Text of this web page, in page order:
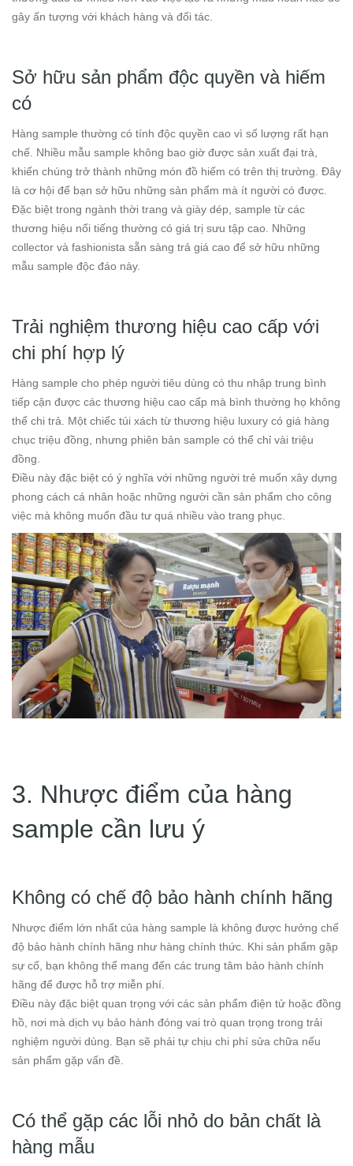
gây ấn tượng với khách hàng và đối tác.
Sở hữu sản phẩm độc quyền và hiếm
có
Hàng sample thường có tính độc quyền cao vì số lượng rất hạn
chế. Nhiều mẫu sample không bao giờ được sản xuất đại trà,
khiến chúng trở thành những món đồ hiếm có trên thị trường. Đây
là cơ hội để bạn sở hữu những sản phẩm mà ít người có được.
Đặc biệt trong ngành thời trang và giày dép, sample từ các
thương hiệu nổi tiếng thường có giá trị sưu tập cao. Những
collector và fashionista sẵn sàng trả giá cao để sở hữu những
mẫu sample độc đáo này.
Trải nghiệm thương hiệu cao cấp với
chi phí hợp lý
Hàng sample cho phép người tiêu dùng có thu nhập trung bình
tiếp cận được các thương hiệu cao cấp mà bình thường họ không
thể chi trả. Một chiếc túi xách từ thương hiệu luxury có giá hàng
chục triệu đồng, nhưng phiên bản sample có thể chỉ vài triệu
đồng.
Điều này đặc biệt có ý nghĩa với những người trẻ muốn xây dựng
phong cách cá nhân hoặc những người cần sản phẩm cho công
việc mà không muốn đầu tư quá nhiều vào trang phục.
3. Nhược điểm của hàng
sample cần lưu ý
Không có chế độ bảo hành chính hãng
Nhược điểm lớn nhất của hàng sample là không được hưởng chế
độ bảo hành chính hãng như hàng chính thức. Khi sản phẩm gặp
sự cố, bạn không thể mang đến các trung tâm bảo hành chính
hãng để được hỗ trợ miễn phí.
Điều này đặc biệt quan trọng với các sản phẩm điện tử hoặc đồng
hồ, nơi mà dịch vụ bảo hành đóng vai trò quan trọng trong trải
nghiệm người dùng. Bạn sẽ phải tự chịu chi phí sửa chữa nếu
sản phẩm gặp vấn đề.
Có thể gặp các lỗi nhỏ do bản chất là
hàng mẫu